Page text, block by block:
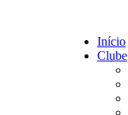
Início
Clube